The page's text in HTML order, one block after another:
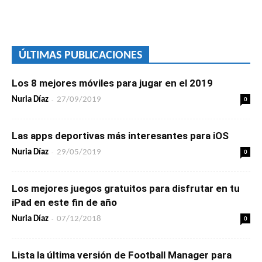
ÚLTIMAS PUBLICACIONES
Los 8 mejores móviles para jugar en el 2019
Nuria Díaz - 27/09/2019 0
Las apps deportivas más interesantes para iOS
Nuria Díaz - 29/05/2019 0
Los mejores juegos gratuitos para disfrutar en tu
iPad en este fin de año
Nuria Díaz - 07/12/2018 0
Lista la última versión de Football Manager para